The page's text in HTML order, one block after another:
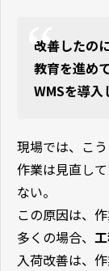
改善したの
教育を進め
WMSを導入
現場では、こ
作業は見直し
ない。
この原因は、
多くの場合、
入荷改善は、